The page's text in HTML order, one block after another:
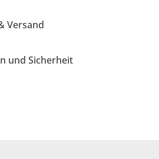
Versand
und Sicherheit